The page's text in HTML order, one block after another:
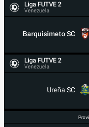
Liga FUTVE 2
Venezuela
Barquisimeto SC
Liga FUTVE 2
Venezuela
Ureña SC